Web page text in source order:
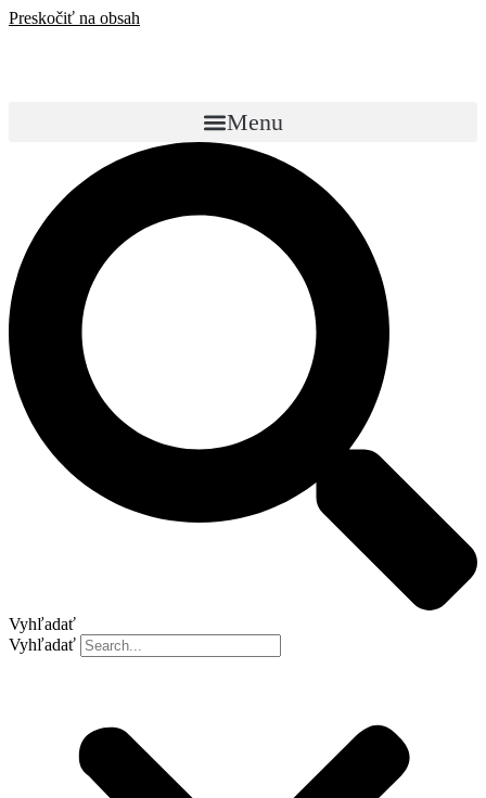
Preskočiť na obsah
Menu
Vyhľadať
Vyhľadať